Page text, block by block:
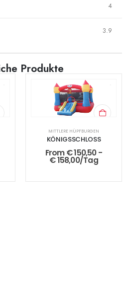
4
3.9
Produkte
MITTLERE HÜPFBURGEN
KÖNIGSSCHLOSS
From€150,50-
€158,00/Tag